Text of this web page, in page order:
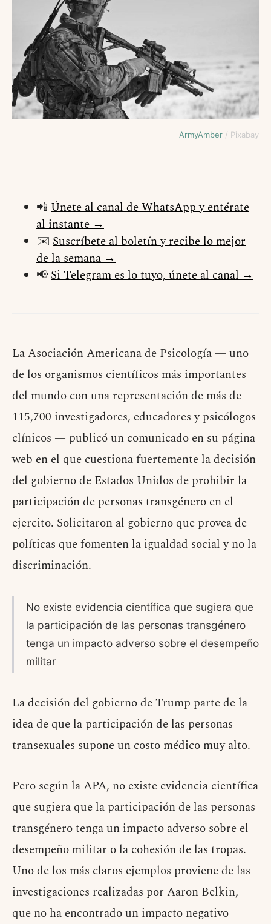
ArmyAmber / Pixabay
📲 Únete al canal de WhatsApp y entérate
al instante →
✉️ Suscríbete al boletín y recibe lo mejor
de la semana →
📢Si Telegram es lo tuyo, únete al canal →
La Asociación Americana de Psicología — uno
de los organismos científicos más importantes
del mundo con una representación de más de
115,700 investigadores, educadores y psicólogos
clínicos — publicó un comunicado en su página
web en el que cuestiona fuertemente la decisión
del gobierno de Estados Unidos de prohibir la
participación de personas transgénero en el
ejercito. Solicitaron al gobierno que provea de
políticas que fomenten la igualdad social y no la
discriminación.
No existe evidencia científica que sugiera que
la participación de las personas transgénero
tenga un impacto adverso sobre el desempeño
militar
La decisión del gobierno de Trump parte de la
idea de que la participación de las personas
transexuales supone un costo médico muy alto.
Pero según la APA, no existe evidencia científica
que sugiera que la participación de las personas
transgénero tenga un impacto adverso sobre el
desempeño militar o la cohesión de las tropas.
Uno de los más claros ejemplos proviene de las
investigaciones realizadas por Aaron Belkin,
que no ha encontrado un impacto negativo